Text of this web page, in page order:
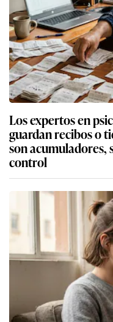
Los expertos en
guardan recibos o
son acumuladores,
control